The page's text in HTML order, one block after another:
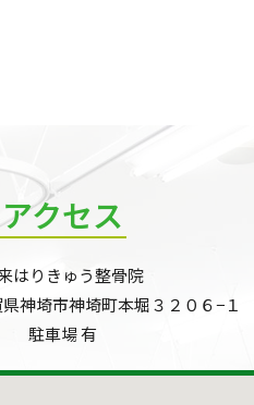
アクセス
はりきゅう整骨院
神埼市神埼町本堀３２０６−１
駐車場 有